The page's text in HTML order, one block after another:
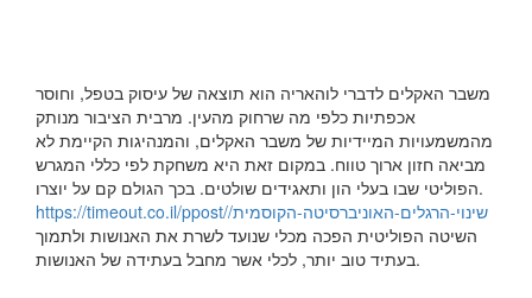
משבר האקלים לדברי לוהאריה הוא תוצאה של עיסוק בטפל, וחוסר
אכפתיות כלפי מה שרחוק מהעין. מרבית הציבור מנותק
מהמשמעויות המיידיות של משבר האקלים, והמנהיגות הקיימת לא
מביאה חזון ארוך טווח. במקום זאת היא משחקת לפי כללי המגרש
הפוליטי שבו בעלי הון ותאגידים שולטים. בכך הגולם קם על יוצרו.
https://timeout.co.il/ppost/שינוי-הרגלים-האוניברסיטה-הקוסמית/
השיטה הפוליטית הפכה מכלי שנועד לשרת את האנושות ולתמוך
בעתיד טוב יותר, לכלי אשר מחבל בעתידה של האנושות.